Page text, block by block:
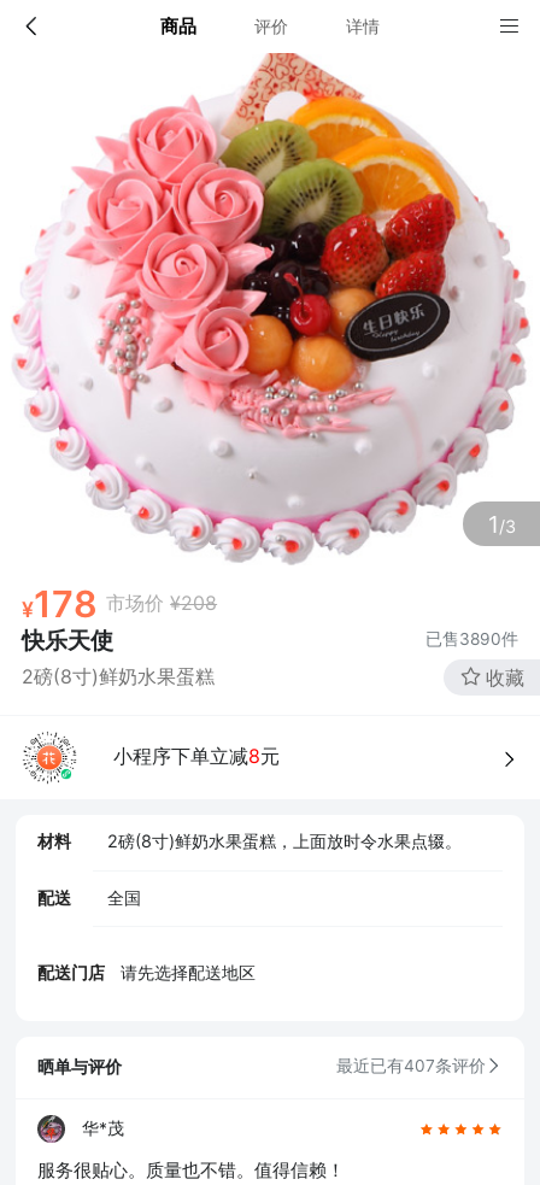
商品 评价 详情
1/3
178 市场价 ¥208
快乐天使 已售3890件
2磅(8寸)鲜奶水果蛋糕 收藏
小程序下单立减8元
材料 2磅(8寸)鲜奶水果蛋糕，上面放时令水果点辍。
配送 全国
配送门店 请先选择配送地区
配送说明
确定
店铺信息
该地区暂无配送门店
确定
晒单与评价 最近已有407条评价
华*茂
服务很贴心。质量也不错。值得信赖！